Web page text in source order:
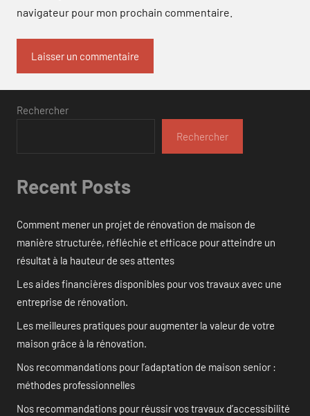
navigateur pour mon prochain commentaire.
Rechercher
Rechercher
Recent Posts
Comment mener un projet de rénovation de maison de
manière structurée, réfléchie et efficace pour atteindre un
résultat à la hauteur de ses attentes
Les aides financières disponibles pour vos travaux avec une
entreprise de rénovation.
Les meilleures pratiques pour augmenter la valeur de votre
maison grâce à la rénovation.
Nos recommandations pour l’adaptation de maison senior :
méthodes professionnelles
Nos recommandations pour réussir vos travaux d’accessibilité